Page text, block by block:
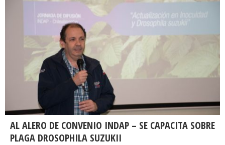
AL ALERO DE CONVENIO INDAP – SE CAPACITA SOBRE
PLAGA DROSOPHILA SUZUKII